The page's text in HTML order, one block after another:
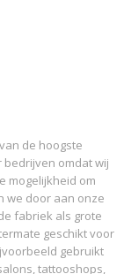
de hoogste
omdat wij
mogelijkheid om
we door aan onze
fabriek als grote
geschikt voor
gebruikt
tattooshops,